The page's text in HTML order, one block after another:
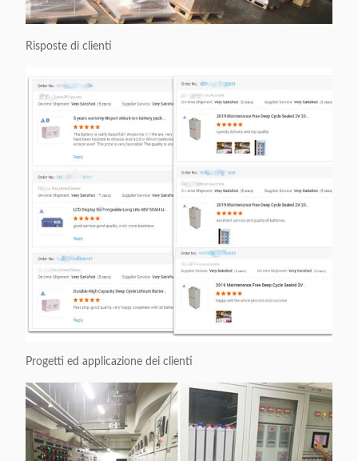
Risposte di clienti
Progetti ed applicazione dei clienti